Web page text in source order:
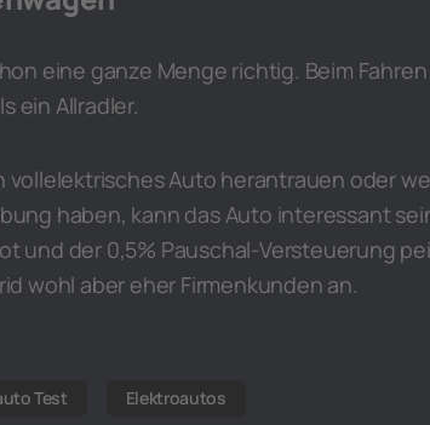
eine ganze Menge richtig. Beim
ein Allradler.
vollelektrisches Auto herantrauen oder
haben, kann das Auto interessant
und der 0,5% Pauschal-Versteuerung
wohl aber eher Firmenkunden an.
Test Elektroautos